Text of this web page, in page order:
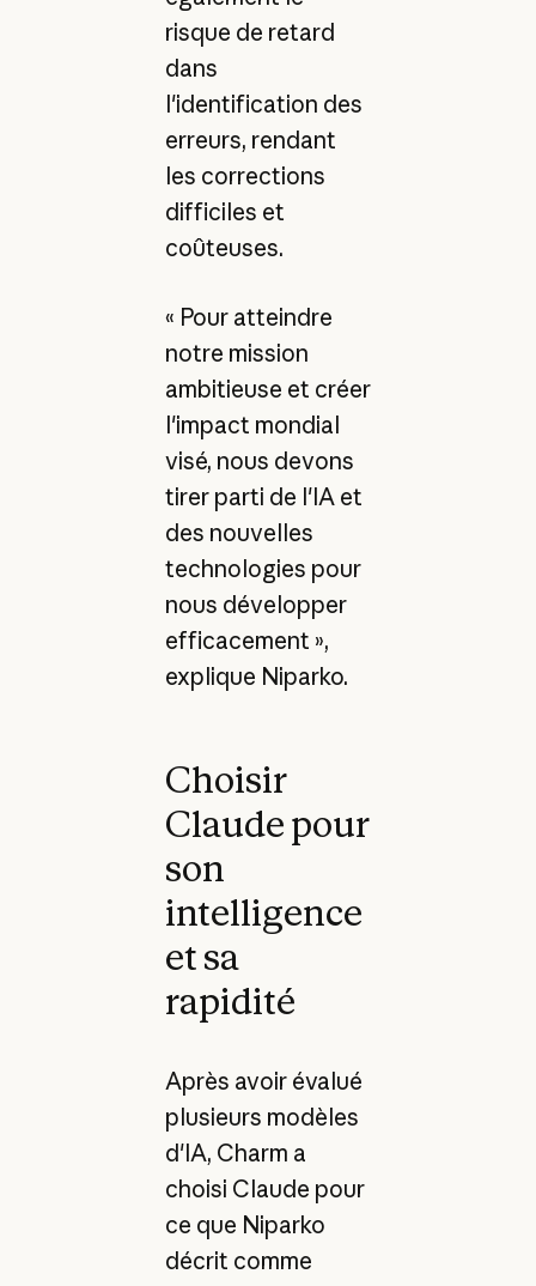
risque de retard
dans
l'identification des
erreurs, rendant
les corrections
difficiles et
coûteuses.
« Pour atteindre
notre mission
ambitieuse et créer
l'impact mondial
visé, nous devons
tirer parti de l'IA et
des nouvelles
technologies pour
nous développer
efficacement »,
explique Niparko.
Choisir
Claude pour
son
intelligence
et sa
rapidité
Après avoir évalué
plusieurs modèles
d'IA, Charm a
choisi Claude pour
ce que Niparko
décrit comme